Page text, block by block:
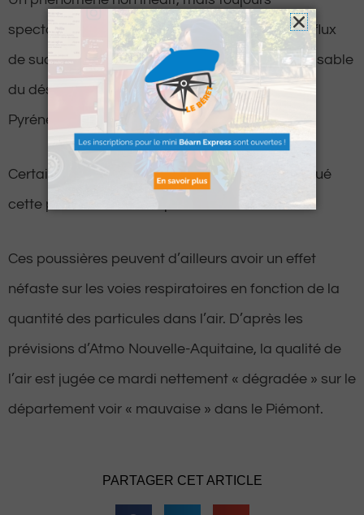
spectaculaire qui intervient lorsqu’un puissant flux
de sud en provenance du Sahara transporte le sable
du désert et vient le déposer sur les sommets
Pyrénéens.
Certains automobilistes ont également remarqué
cette poussière sur leur pare-brise.
Ces poussières peuvent d’ailleurs avoir un effet
néfaste sur les voies respiratoires en fonction de la
quantité des particules dans l’air. D’après les
prévisions d’Atmo Nouvelle-Aquitaine, la qualité de
l’air est jugée ce mardi nettement « dégradée » sur le
département voir « mauvaise » dans le Piémont.
PARTAGER CET ARTICLE